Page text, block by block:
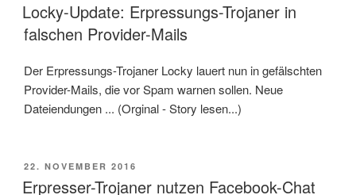
AM
Locky-Update: Erpressungs-Trojaner in
falschen Provider-Mails
Der Erpressungs-Trojaner Locky lauert nun in gefälschten
Provider-Mails, die vor Spam warnen sollen. Neue
Dateiendungen ... (Orginal - Story lesen...)
VERÖFFENTLICHT
AM
22. NOVEMBER 2016
Erpresser-Trojaner nutzen Facebook-Chat